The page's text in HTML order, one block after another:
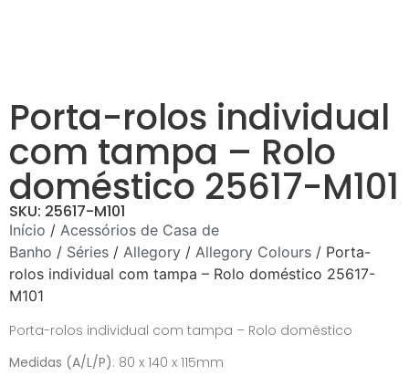
Porta-rolos individual
com tampa – Rolo
doméstico 25617-M101
SKU: 25617-M101
Início / Acessórios de Casa de
Banho / Séries / Allegory / Allegory Colours / Porta-
rolos individual com tampa – Rolo doméstico 25617-
M101
Porta-rolos individual com tampa – Rolo doméstico
Medidas (A/L/P): 80 x 140 x 115mm